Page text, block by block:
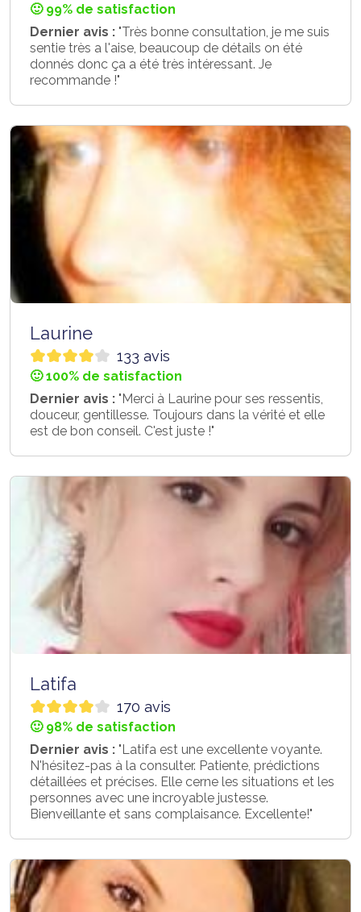
🙂 99% de satisfaction
Dernier avis : "Très bonne consultation, je me suis
sentie très a l'aise, beaucoup de détails on été
donnés donc ça a été très intéressant. Je
recommande !"
Laurine
133 avis
🙂 100% de satisfaction
Dernier avis : "Merci à Laurine pour ses ressentis,
douceur, gentillesse. Toujours dans la vérité et elle
est de bon conseil. C'est juste !"
Latifa
170 avis
🙂 98% de satisfaction
Dernier avis : "Latifa est une excellente voyante.
N'hésitez-pas à la consulter. Patiente, prédictions
détaillées et précises. Elle cerne les situations et les
personnes avec une incroyable justesse.
Bienveillante et sans complaisance. Excellente!"